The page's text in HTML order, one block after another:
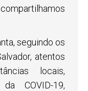
seguindo os
atentos
locais,
COVID-19,